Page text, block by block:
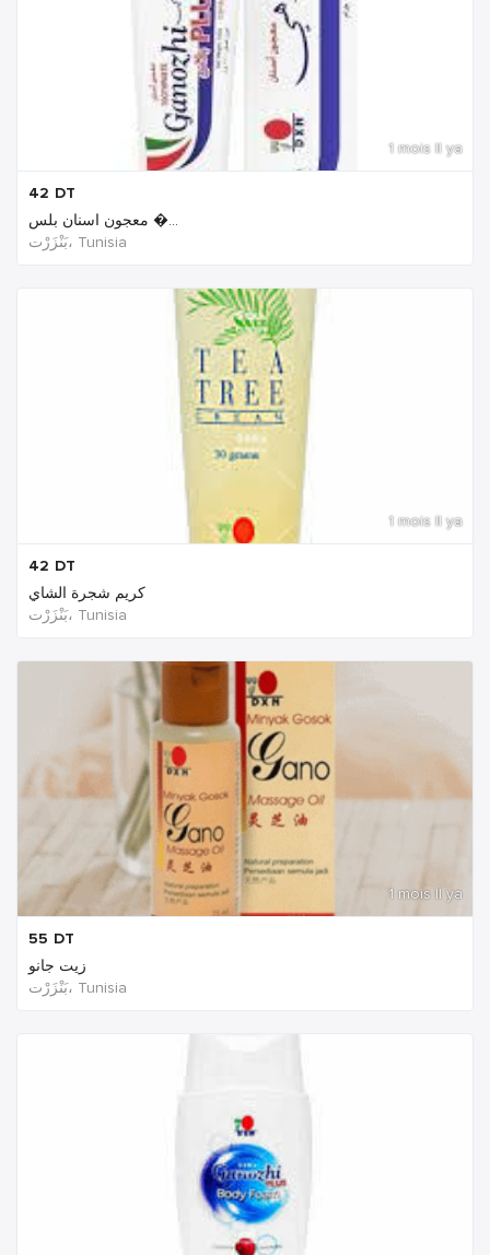
1 mois Il ya
42 DT
معجون اسنان بلس �...
بَنْزَرْت‎، Tunisia
1 mois Il ya
42 DT
كريم شجرة الشاي
بَنْزَرْت‎، Tunisia
1 mois Il ya
55 DT
زيت جانو
بَنْزَرْت‎، Tunisia